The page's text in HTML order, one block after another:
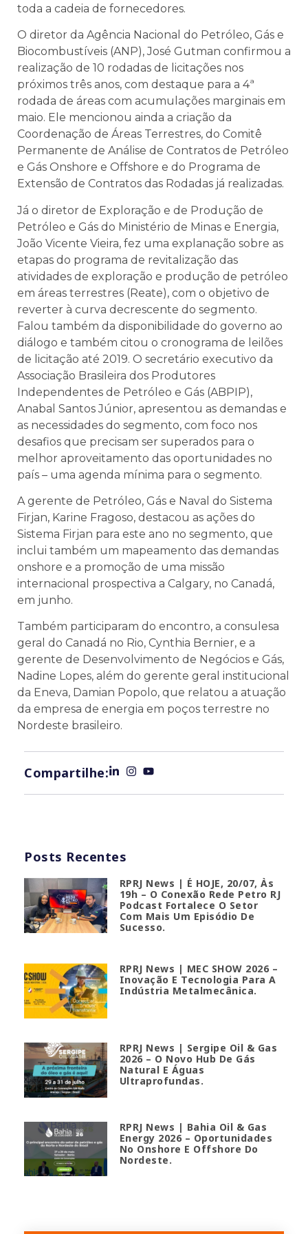
toda a cadeia de fornecedores.
O diretor da Agência Nacional do Petróleo, Gás e
Biocombustíveis (ANP), José Gutman confirmou a
realização de 10 rodadas de licitações nos
próximos três anos, com destaque para a 4ª
rodada de áreas com acumulações marginais em
maio. Ele mencionou ainda a criação da
Coordenação de Áreas Terrestres, do Comitê
Permanente de Análise de Contratos de Petróleo
e Gás Onshore e Offshore e do Programa de
Extensão de Contratos das Rodadas já realizadas.
Já o diretor de Exploração e de Produção de
Petróleo e Gás do Ministério de Minas e Energia,
João Vicente Vieira, fez uma explanação sobre as
etapas do programa de revitalização das
atividades de exploração e produção de petróleo
em áreas terrestres (Reate), com o objetivo de
reverter à curva decrescente do segmento.
Falou também da disponibilidade do governo ao
diálogo e também citou o cronograma de leilões
de licitação até 2019. O secretário executivo da
Associação Brasileira dos Produtores
Independentes de Petróleo e Gás (ABPIP),
Anabal Santos Júnior, apresentou as demandas e
as necessidades do segmento, com foco nos
desafios que precisam ser superados para o
melhor aproveitamento das oportunidades no
país – uma agenda mínima para o segmento.
A gerente de Petróleo, Gás e Naval do Sistema
Firjan, Karine Fragoso, destacou as ações do
Sistema Firjan para este ano no segmento, que
inclui também um mapeamento das demandas
onshore e a promoção de uma missão
internacional prospectiva a Calgary, no Canadá,
em junho.
Também participaram do encontro, a consulesa
geral do Canadá no Rio, Cynthia Bernier, e a
gerente de Desenvolvimento de Negócios e Gás,
Nadine Lopes, além do gerente geral institucional
da Eneva, Damian Popolo, que relatou a atuação
da empresa de energia em poços terrestre no
Nordeste brasileiro.
Compartilhe:
Posts Recentes
RPRJ News | É HOJE, 20/07, Às
19h – O Conexão Rede Petro RJ
Podcast Fortalece O Setor
Com Mais Um Episódio De
Sucesso.
RPRJ News | MEC SHOW 2026 –
Inovação E Tecnologia Para A
Indústria Metalmecânica.
RPRJ News | Sergipe Oil & Gas
2026 – O Novo Hub De Gás
Natural E Águas
Ultraprofundas.
RPRJ News | Bahia Oil & Gas
Energy 2026 – Oportunidades
No Onshore E Offshore Do
Nordeste.